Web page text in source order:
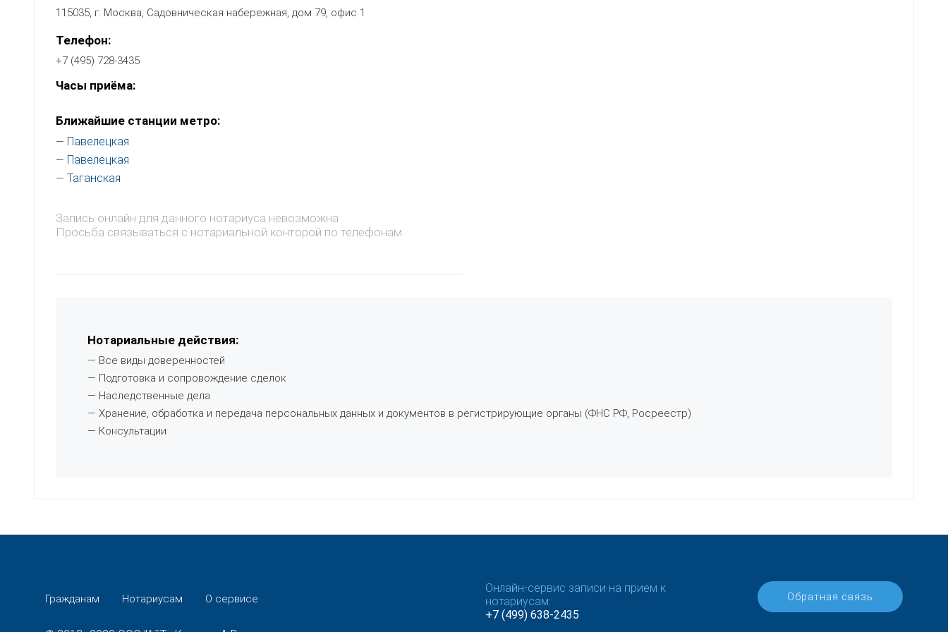
115035, г. Москва, Садовническая набережная, дом 79, офис 1
Телефон:
+7 (495) 728-3435
Часы приёма:
Ближайшие станции метро:
— Павелецкая
— Павелецкая
— Таганская
Запись онлайн для данного нотариуса невозможна
Просьба связываться с нотариальной конторой по телефонам
Нотариальные действия:
— Все виды доверенностей
— Подготовка и сопровождение сделок
— Наследственные дела
— Хранение, обработка и передача персональных данных и документов в регистрирующие органы (ФНС РФ, Росреестр)
— Консультации
Гражданам Нотариусам О сервисе
Онлайн-сервис записи на прием к
нотариусам:
+7 (499) 638-2435
Обратная связь